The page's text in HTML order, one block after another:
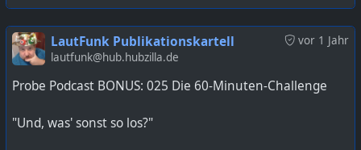
vor 1 Jahr
LautFunk Publikationskartell
lautfunk@hub.hubzilla.de
Probe Podcast BONUS: 025 Die 60-Minuten-Challenge
"Und, was' sonst so los?"